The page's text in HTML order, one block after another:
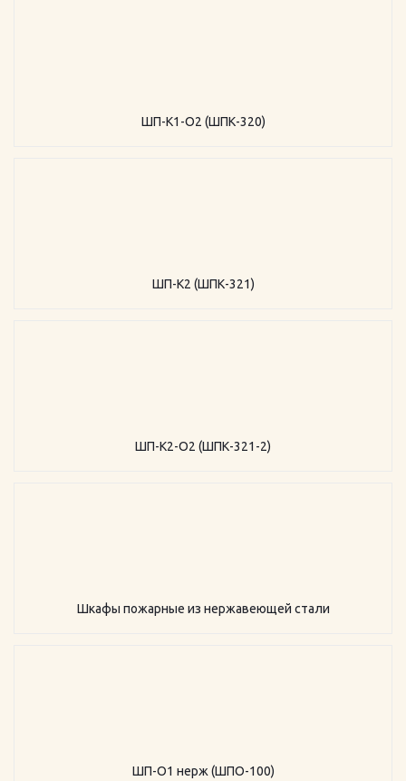
ШП-К1-О2 (ШПК-320)
ШП-К2 (ШПК-321)
ШП-К2-О2 (ШПК-321-2)
Шкафы пожарные из нержавеющей стали
ШП-О1 нерж (ШПО-100)